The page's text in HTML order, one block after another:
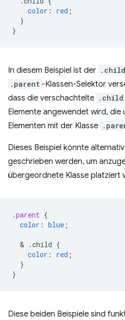
color : red ;
}
}
In diesem Beispiel ist der .child
.parent -Klassen-Selektor
dass die verschachtelte .child
Elemente angewendet wird,
Elementen mit der Klasse
Dieses Beispiel könnte
geschrieben werden, um
übergeordnete Klasse platziert
.parent {
color : blue ;
  &
.child {
color : red ;
}
}
Diese beiden Beispiele sind